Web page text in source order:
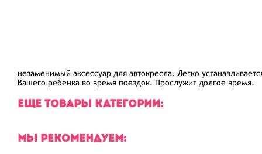
незаменимый аксессуар для автокресла. Легко
Вашего ребенка во время поездок. Прослужит долгое время.
ЕЩЕ ТОВАРЫ КАТЕГОРИИ:
МЫ РЕКОМЕНДУЕМ: